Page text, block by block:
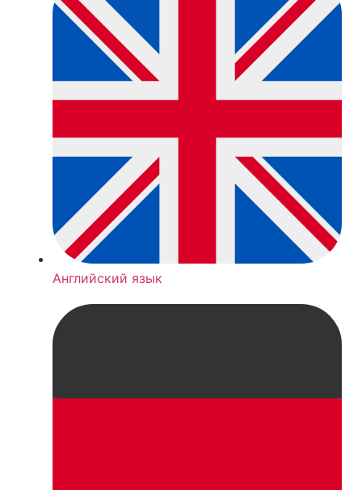
Английский язык